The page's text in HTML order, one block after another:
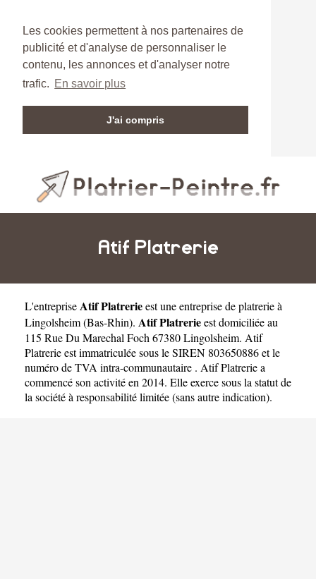
Les cookies permettent à nos partenaires de
publicité et d'analyse de personnaliser le
contenu, les annonces et d'analyser notre
trafic. En savoir plus
J'ai compris
Atif Platrerie
L'entrepriseAtif Platrerieest uneentreprise de platrerie à
Lingolsheim(Bas-Rhin). Atif Platrerieest domiciliée au
115 Rue Du Marechal Foch 67380 Lingolsheim. Atif
Platrerie est immatriculée sous le SIREN 803650886 et le
numéro de TVA intra-communautaire . Atif Platrerie a
commencé son activité en 2014. Elle exerce sous la statut de
la société à responsabilité limitée (sans autre indication).